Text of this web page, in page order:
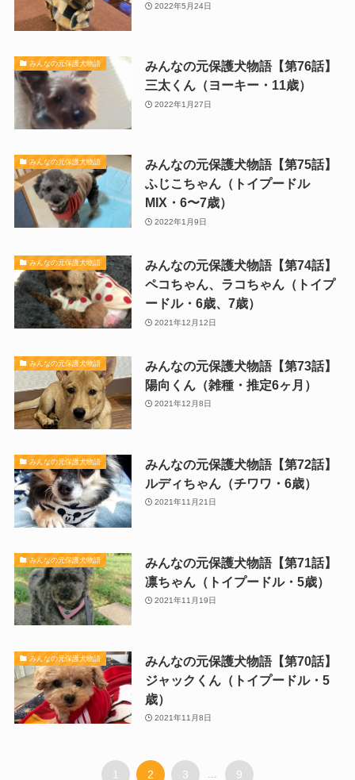
2022年5月24日
みんなの元保護犬物語
みんなの元保護犬物語【第76話】
三太くん（ヨーキー・11歳）
2022年1月27日
みんなの元保護犬物語
みんなの元保護犬物語【第75話】
ふじこちゃん（トイプードル
MIX・6〜7歳）
2022年1月9日
みんなの元保護犬物語
みんなの元保護犬物語【第74話】
ペコちゃん、ラコちゃん（トイプ
ードル・6歳、7歳）
2021年12月12日
みんなの元保護犬物語
みんなの元保護犬物語【第73話】
陽向くん（雑種・推定6ヶ月）
2021年12月8日
みんなの元保護犬物語
みんなの元保護犬物語【第72話】
ルディちゃん（チワワ・6歳）
2021年11月21日
みんなの元保護犬物語
みんなの元保護犬物語【第71話】
凛ちゃん（トイプードル・5歳）
2021年11月19日
みんなの元保護犬物語
みんなの元保護犬物語【第70話】
ジャックくん（トイプードル・5
歳）
2021年11月8日
1 2 3 ... 9